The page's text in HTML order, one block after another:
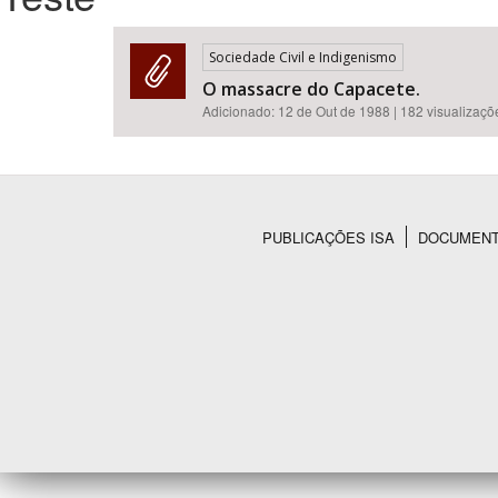
Área de Levantamento
Sociedade Civil e Indigenismo
O massacre do Capacete.
Adicionado: 12 de Out de 1988 | 182
PUBLICAÇÕES ISA